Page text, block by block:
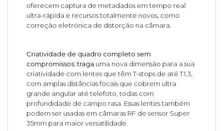
oferecem captura de metadados em tempo real
ultra-rápida e recursos totalmente novos, como
correção eletrónica de distorção na câmara.
Criatividade de quadro completo sem
compromissos: traga uma nova dimensão para a sua
criatividade com lentes que têm T-stops de até T1.3,
com amplas distâncias focais que cobrem ultra
grande angular até telefoto, todas com
profundidade de campo rasa. Essas lentes também
podem ser usadas em câmaras RF de sensor Super
35mm para maior versatilidade.